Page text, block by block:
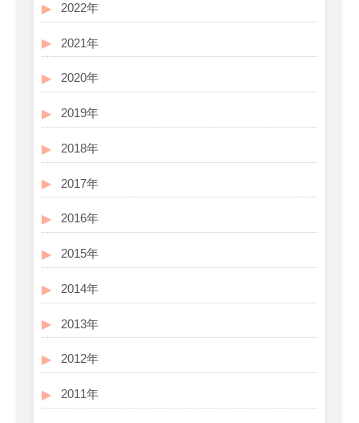
2022年
2021年
2020年
2019年
2018年
2017年
2016年
2015年
2014年
2013年
2012年
2011年